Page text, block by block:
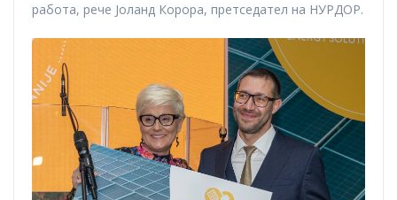
работа, рече Јоланд Корора, претседател на НУРДОР.